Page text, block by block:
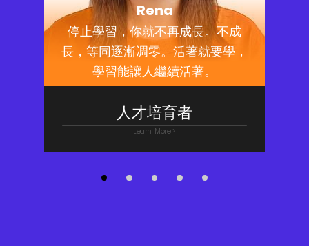
Rena
停止學習，你就不再成長。不成
長，等同逐漸凋零。活著就要學，
學習能讓人繼續活著。
人才培育者
Learn More >